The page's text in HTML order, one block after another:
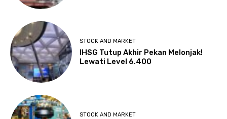
STOCK AND MARKET
IHSG Tutup Akhir Pekan Melonjak!
Lewati Level 6.400
STOCK AND MARKET